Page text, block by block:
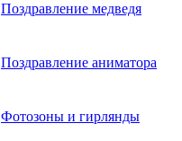
Поздравление медведя
Поздравление аниматора
Фотозоны и гирлянды